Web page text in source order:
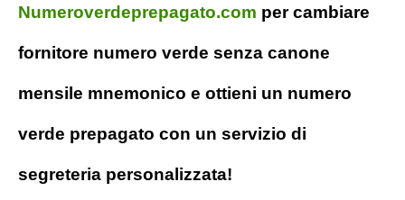
Numeroverdeprepagato.com per cambiare
fornitore numero verde senza canone
mensile mnemonico e ottieni un numero
verde prepagato con un servizio di
segreteria personalizzata!